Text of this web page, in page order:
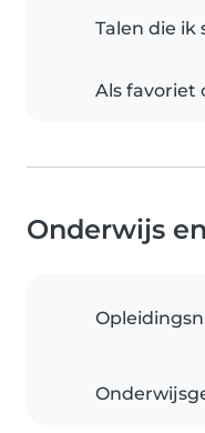
Talen die ik
Als favoriet
Onderwijs